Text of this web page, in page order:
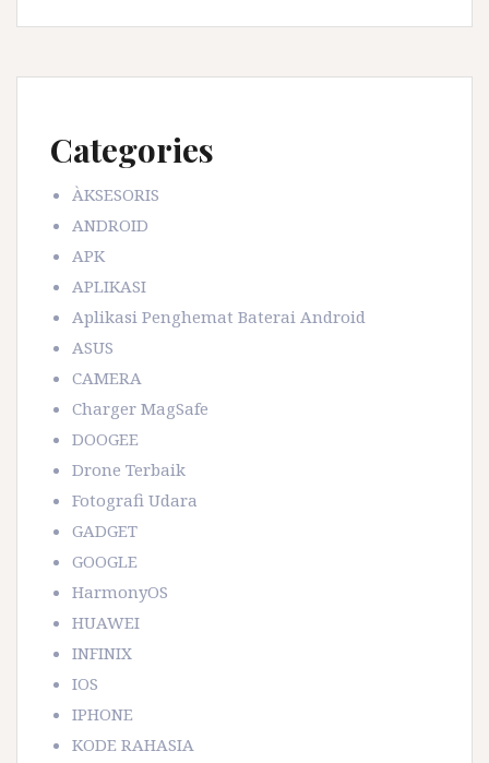
Categories
ÀKSESORIS
ANDROID
APK
APLIKASI
Aplikasi Penghemat Baterai Android
ASUS
CAMERA
Charger MagSafe
DOOGEE
Drone Terbaik
Fotografi Udara
GADGET
GOOGLE
HarmonyOS
HUAWEI
INFINIX
IOS
IPHONE
KODE RAHASIA